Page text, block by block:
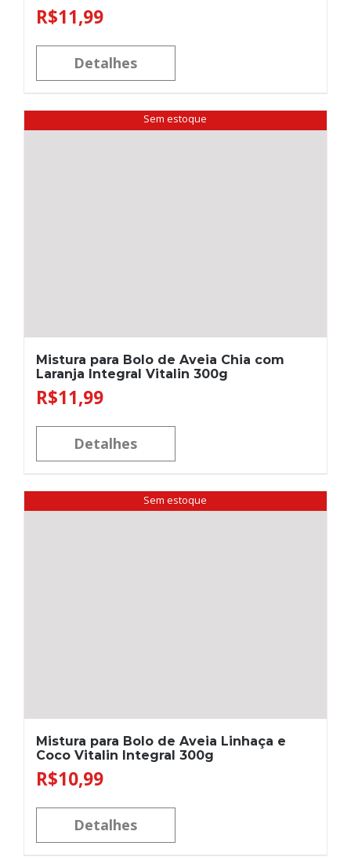
R$11,99
Detalhes
Sem estoque
Mistura para Bolo de Aveia Chia com
Laranja Integral Vitalin 300g
R$11,99
Detalhes
Sem estoque
Mistura para Bolo de Aveia Linhaça e
Coco Vitalin Integral 300g
R$10,99
Detalhes